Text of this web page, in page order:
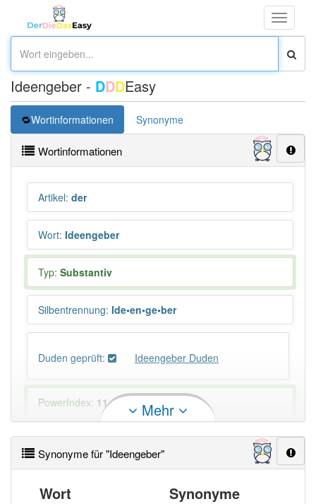
Toggle
Ideengeber - DDDEasy
Wortinformationen Synonyme
Wortinformationen
Artikel: der
Wort: Ideengeber
Typ: Substantiv
Silbentrennung: Ide•en•ge•ber
Duden geprüft: Ideengeber Duden
PowerIndex: 11
Häufigkeit: 4 von 10
Mehr
Synonyme für "Ideengeber"
Wort Synonyme